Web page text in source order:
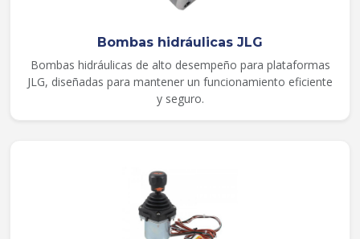
Bombas hidráulicas JLG
Bombas hidráulicas de alto desempeño para plataformas
JLG, diseñadas para mantener un funcionamiento eficiente
y seguro.